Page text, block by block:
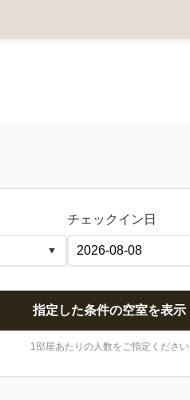
チェックイン日
指定した条件の空室を表示
1部屋あたりの人数をご指定ください